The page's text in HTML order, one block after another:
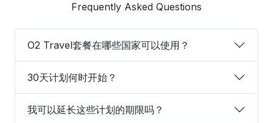
Frequently Asked Questions
O2 Travel套餐在哪些国家可以使用？
30天计划何时开始？
我可以延长这些计划的期限吗？